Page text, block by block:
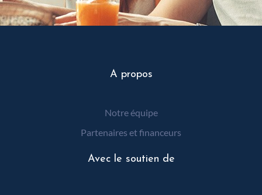
A propos
Notre équipe
Partenaires et financeurs
Avec le soutien de